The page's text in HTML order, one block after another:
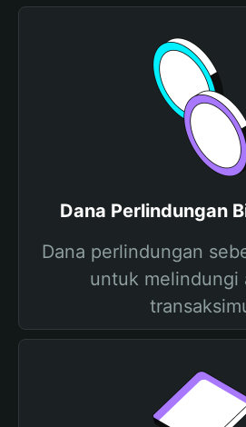
Dana Perlindungan
Dana perlindungan
untuk melindungi